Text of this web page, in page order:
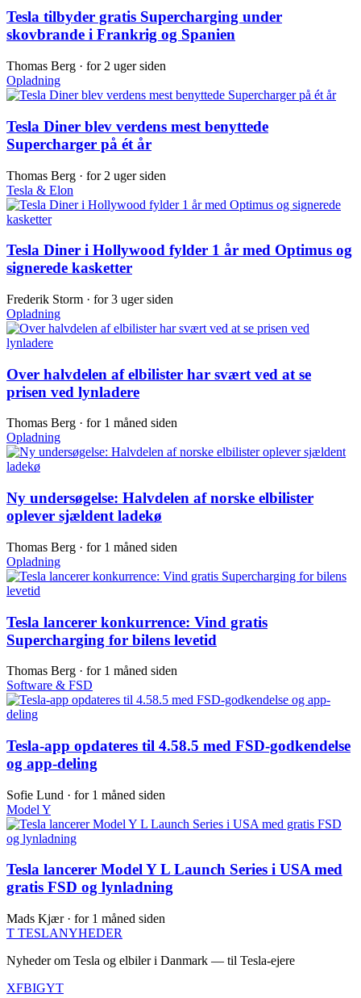
Tesla tilbyder gratis Supercharging under
skovbrande i Frankrig og Spanien
Thomas Berg · for 2 uger siden
Opladning
Tesla Diner blev verdens mest benyttede
Supercharger på ét år
Thomas Berg · for 2 uger siden
Tesla & Elon
Tesla Diner i Hollywood fylder 1 år med Optimus og
signerede kasketter
Frederik Storm · for 3 uger siden
Opladning
Over halvdelen af elbilister har svært ved at se
prisen ved lynladere
Thomas Berg · for 1 måned siden
Opladning
Ny undersøgelse: Halvdelen af norske elbilister
oplever sjældent ladekø
Thomas Berg · for 1 måned siden
Opladning
Tesla lancerer konkurrence: Vind gratis
Supercharging for bilens levetid
Thomas Berg · for 1 måned siden
Software & FSD
Tesla-app opdateres til 4.58.5 med FSD-godkendelse
og app-deling
Sofie Lund · for 1 måned siden
Model Y
Tesla lancerer Model Y L Launch Series i USA med
gratis FSD og lynladning
Mads Kjær · for 1 måned siden
T TESLANYHEDER
Nyheder om Tesla og elbiler i Danmark — til Tesla-ejere
XFBIGYT